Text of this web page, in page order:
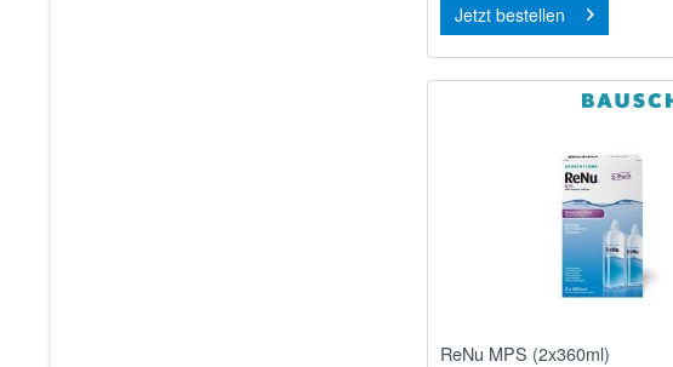
Jetzt bestellen
ReNu MPS (2x360ml)